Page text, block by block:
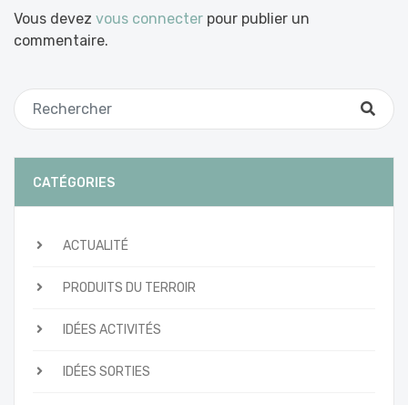
Vous devez vous connecter pour publier un
commentaire.
CATÉGORIES
ACTUALITÉ
PRODUITS DU TERROIR
IDÉES ACTIVITÉS
IDÉES SORTIES